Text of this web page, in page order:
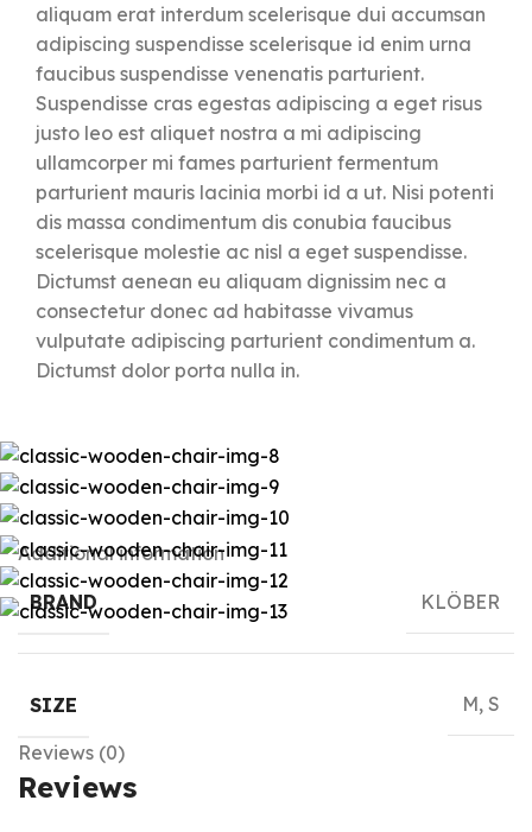
aliquam erat interdum scelerisque dui accumsan
adipiscing suspendisse scelerisque id enim urna
faucibus suspendisse venenatis parturient.
Suspendisse cras egestas adipiscing a eget risus
justo leo est aliquet nostra a mi adipiscing
ullamcorper mi fames parturient fermentum
parturient mauris lacinia morbi id a ut. Nisi potenti
dis massa condimentum dis conubia faucibus
scelerisque molestie ac nisl a eget suspendisse.
Dictumst aenean eu aliquam dignissim nec a
consectetur donec ad habitasse vivamus
vulputate adipiscing parturient condimentum a.
Dictumst dolor porta nulla in.
Additional information
BRAND KLÖBER
SIZE M, S
Reviews (0)
Reviews